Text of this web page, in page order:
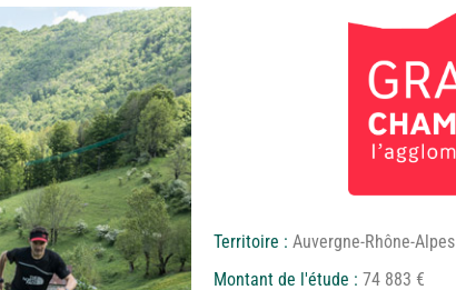
Territoire :Auvergne-Rhône-Alpes
Montant de l'étude :74 883 €